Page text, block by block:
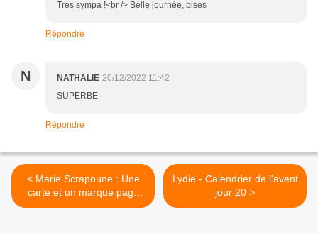
Très sympa !<br /> Belle journée, bises
Répondre
N NATHALIE 20/12/2022 11:42
SUPERBE
Répondre
< Marie Scrapoune : Une
carte et un marque page
dans deux styles différents
Lydie - Calendrier de l'avent
jour 20 >